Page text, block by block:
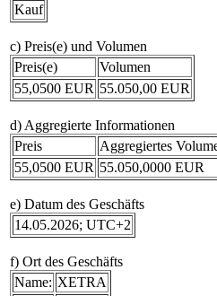
Kauf
c) Preis(e) und Volumen
Preis(e)
Volumen
55,0500 EUR 55.050,00 EUR
d) Aggregierte Informationen
Preis
Aggregiertes
55,0500 EUR 55.050,0000 EUR
e) Datum des Geschäfts
14.05.2026; UTC+2
f) Ort des Geschäfts
Name: XETRA